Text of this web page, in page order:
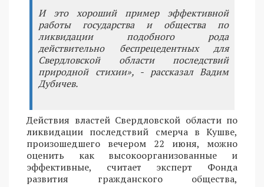
И это хороший пример эффективной
работы государства и общества по
ликвидации подобного рода
действительно беспрецедентных для
Свердловской области последствий
природной стихии», - рассказал Вадим
Дубичев.
Действия властей Свердловской области по
ликвидации последствий смерча в Кушве,
произошедшего вечером 22 июня, можно
оценить как высокоорганизованные и
эффективные, считает эксперт Фонда
развития гражданского общества,